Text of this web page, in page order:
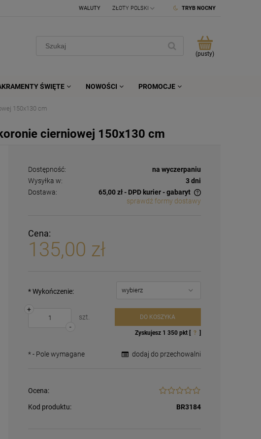
TRYB NOCNY
WALUTY
(pusty)
ŚWIĘTE NOWOŚCI PROMOCJE
150x130 cm
cierniowej 150x130 cm
Dostępność:
na wyczerpaniu
Wysyłka w:
3 dni
Dostawa:
65,00 zł- DPD kurier - gabaryt
sprawdź formy dostawy
Cena:
135,00 zł
*Wykończenie:
-
+
szt.
DO KOSZYKA
Zyskujesz 1 350pkt [ ? ]
dodaj do przechowalni
*- Pole wymagane
Ocena:
Kod produktu: BR3184